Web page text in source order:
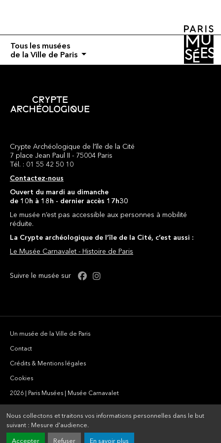
Nous collectons et traitons vos informations personnelles dans le but
suivant : Mesure d'audience
Accepter Refuser En savoir plus
Tous les musées
de la Ville de Paris
Crypte Archéologique de l’île de la Cité
7 place Jean Paul II - 75004 Paris
Tél. : 01 55 42 50 10
Contactez-nous
Ouvert du mardi au dimanche
de 10h à 18h - dernier accès 17h30
Le musée n’est pas accessible aux personnes à mobilité
réduite.
La Crypte archéologique de l’île de la Cité, c’est aussi :
Le Musée Carnavalet - Histoire de Paris
Suivre le musée sur Facebook : Crypte
Instagram : Crypte
Un musée de la Ville de Paris
Contact
Crédits & Mentions légales
Cookies
2026 | Paris Musées | Musée Carnavalet